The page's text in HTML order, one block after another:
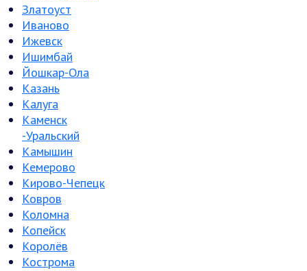
Златоуст
Иваново
Ижевск
Ишимбай
Йошкар-Ола
Казань
Калуга
Каменск
-Уральский
Камышин
Кемерово
Кирово-Чепецк
Ковров
Коломна
Копейск
Королёв
Кострома